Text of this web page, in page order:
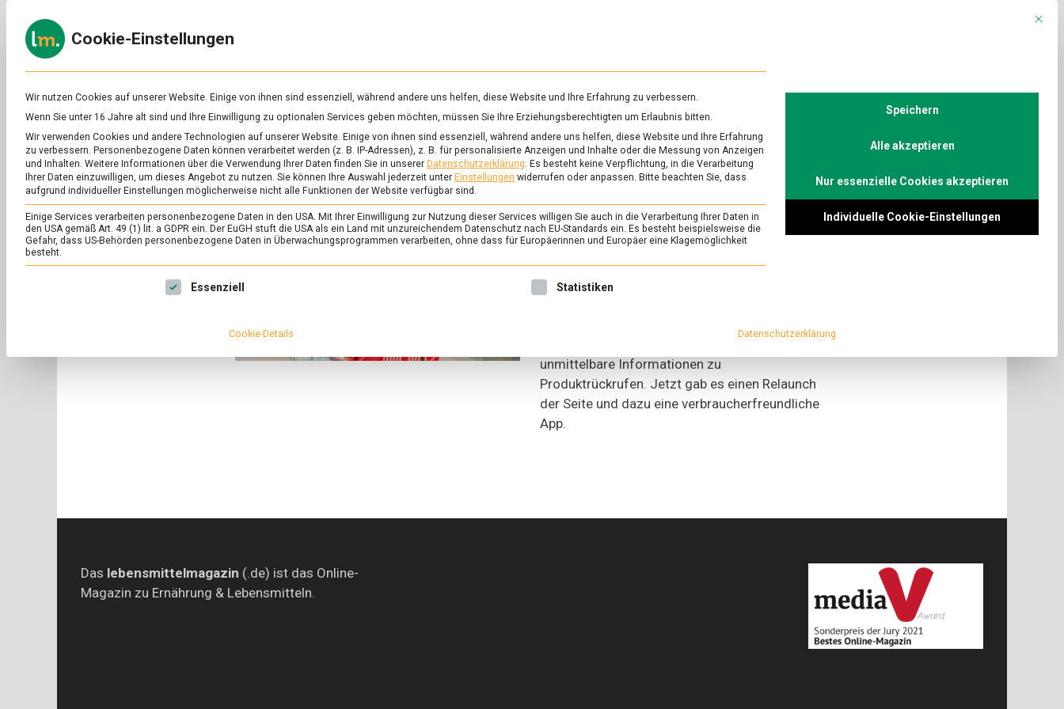
to
content
zu
&
Ernährung
SCHLAGWORT: RÜCKRUFE
ERNÄHRUNG & GESUNDHEIT/FEATURED/POLITIK
Schnell bei Lebensmittelrückrufen
– das Onlineportal
Lebensmittelwarnung.de
–
Onlineportal
unmittelbare Informationen zu
Produktrückrufen. Jetzt gab es einen Relaunch
der Seite und dazu eine verbraucherfreundliche
App.
Das lebensmittelmagazin (.de) ist das Online-
Magazin zu Ernährung & Lebensmitteln.
Mit
Cookie-Einstellungen
Wir nutzen Cookies auf unserer Website. Einige von ihnen sind essenziell, während andere uns helfen, diese Website und Ihre Erfahrung zu verbessern.
Wenn Sie unter 16 Jahre alt sind und Ihre Einwilligung zu optionalen Services geben möchten, müssen Sie Ihre Erziehungsberechtigten um Erlaubnis bitten.
Wir verwenden Cookies und andere Technologien auf unserer Website. Einige von ihnen sind essenziell, während andere uns helfen, diese Website und Ihre Erfahrung
zu verbessern. Personenbezogene Daten können verarbeitet werden (z. B. IP-Adressen), z. B. für personalisierte Anzeigen und Inhalte oder die Messung von Anzeigen
und Inhalten. Weitere Informationen über die Verwendung Ihrer Daten finden Sie in unserer Datenschutzerklärung. Es besteht keine Verpflichtung, in die Verarbeitung
Ihrer Daten einzuwilligen, um dieses Angebot zu nutzen. Sie können Ihre Auswahl jederzeit unter Einstellungen widerrufen oder anpassen. Bitte beachten Sie, dass
aufgrund individueller Einstellungen möglicherweise nicht alle Funktionen der Website verfügbar sind.
Einige Services verarbeiten personenbezogene Daten in den USA. Mit Ihrer Einwilligung zur Nutzung dieser Services willigen Sie auch in die Verarbeitung Ihrer Daten in
den USA gemäß Art. 49 (1) lit. a GDPR ein. Der EuGH stuft die USA als ein Land mit unzureichendem Datenschutz nach EU-Standards ein. Es besteht beispielsweise die
Gefahr, dass US-Behörden personenbezogene Daten in Überwachungsprogrammen verarbeiten, ohne dass für Europäerinnen und Europäer eine Klagemöglichkeit
besteht.
Es folgt eine Liste der Service-Gruppen, für die eine Einwilligung erteilt werden kann. Die erste Service-Gruppe ist essenziell und kann nicht abgewählt werden.
Essenziell Statistiken
Speichern
Alle akzeptieren
Nur essenzielle Cookies akzeptieren
Individuelle Cookie-Einstellungen
Cookie-Details Datenschutzerklärung